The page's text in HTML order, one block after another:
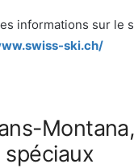
informations sur le
ski.ch/
spéciaux